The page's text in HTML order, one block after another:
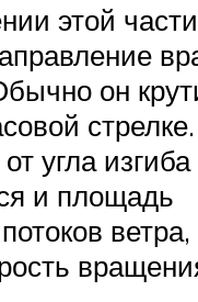
этой
он
угла изгиба
и площадь
ветра,